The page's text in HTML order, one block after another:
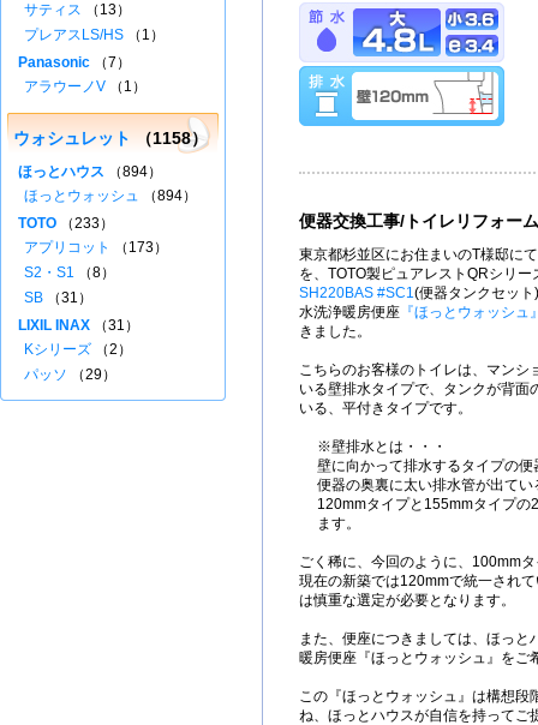
便器交換工事/トイレリフォーム
東京都杉並区にお住まいのT様邸に
を、TOTO製ピュアレストQRシリ
SH220BAS #SC1(便器タンクセッ
水洗浄暖房便座 『ほっとウォッシュ
きました。
こちらのお客様のトイレは、マンシ
いる壁排水タイプで、タンクが背面
いる、平付きタイプです。
※壁排水とは・・・
壁に向かって排水するタイプの便
便器の奥裏に太い排水管が出て
120mmタイプと155mmタイプの
ます。
ごく稀に、今回のように、100mm
現在の新築では120mmで統一され
は慎重な選定が必要となります。
また、便座につきましては、ほっと
暖房便座『ほっとウォッシュ』をご
この『ほっとウォッシュ』は構想段
ね、ほっとハウスが自信を持ってご
サティス （13）
プレアスLS/HS （1）
Panasonic （7）
アラウーノV （1）
ウォシュレット （1158）
ほっとハウス （894）
ほっとウォッシュ （894）
TOTO （233）
アプリコット
（173）
S2・S1 （8）
SB （31）
LIXIL INAX （31）
Kシリーズ （2）
パッソ （29）